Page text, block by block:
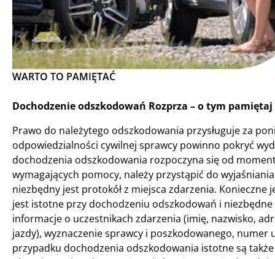
WARTO TO PAMIĘTAĆ
Dochodzenie odszkodowań Rozprza – o tym
Prawo do należytego odszkodowania przysługuje za
odpowiedzialności cywilnej sprawcy powinno pokryć
dochodzenia odszkodowania rozpoczyna się od
wymagających pomocy, należy przystąpić do
niezbędny jest protokół z miejsca zdarzenia.
jest istotne przy dochodzeniu odszkodowań i
informacje o uczestnikach zdarzenia (imię, nazwisko,
jazdy), wyznaczenie sprawcy i poszkodowanego, numer
przypadku dochodzenia odszkodowania istotne są